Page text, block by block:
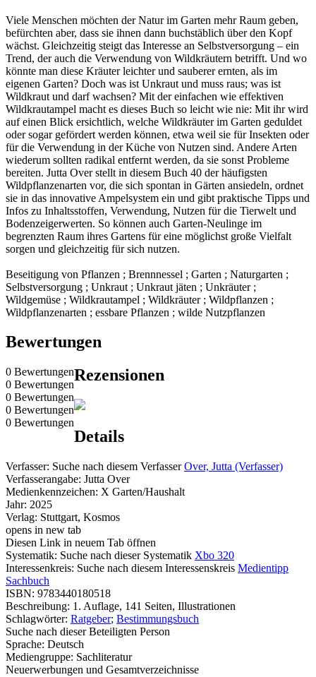
Viele Menschen möchten der Natur im Garten mehr Raum geben,
befürchten aber, dass sie ihnen dann buchstäblich über den Kopf
wächst. Gleichzeitig steigt das Interesse an Selbstversorgung – ein
Trend, der auch die Verwendung von Wildkräutern betrifft. Und wo
könnte man diese Kräuter leichter und sauberer ernten, als im
eigenen Garten? Doch was ist Unkraut und muss raus; was ist
Wildkraut und darf wachsen? Mit der einfachen wie effektiven
Wildkrautampel macht es dieses Buch so leicht wie nie: Mit ihr wird
auf einen Blick ersichtlich, welche Wildkräuter im Garten geduldet
oder sogar gefördert werden können, etwa weil sie für Insekten oder
für die Verwendung in der Küche von Nutzen sind. Andere Arten
wiederum sollten radikal entfernt werden, da sie sonst Probleme
bereiten. Jutta Over stellt in diesem Buch 40 der häufigsten
Wildpflanzenarten vor, die sich spontan in Gärten ansiedeln, ordnet
sie in das innovative Ampelsystem ein und gibt praktische Tipps und
Infos zu Inhaltsstoffen, Verwendung, Nutzen für die Tierwelt und
Bodenzeigerwerten. So können auch Garten-Neulinge im
begrenzten Raum ihres Gartens für eine möglichst große Vielfalt
sorgen und gleichzeitig für sich nutzen.
Beseitigung von Pflanzen ; Brennnessel ; Garten ; Naturgarten ;
Selbstversorgung ; Unkraut ; Unkraut jäten ; Unkräuter ;
Wildgemüse ; Wildkrautampel ; Wildkräuter ; Wildpflanzen ;
Wildpflanzenarten ; essbare Pflanzen ; wilde Nutzpflanzen
Bewertungen
0 Bewertungen
0 Bewertungen
0 Bewertungen
0 Bewertungen
0 Bewertungen
Rezensionen
Details
Verfasser: Suche nach diesem Verfasser Over, Jutta (Verfasser)
Verfasserangabe: Jutta Over
Medienkennzeichen: X Garten/Haushalt
Jahr: 2025
Verlag: Stuttgart, Kosmos
opens in new tab
Diesen Link in neuem Tab öffnen
Systematik: Suche nach dieser Systematik Xbo 320
Interessenkreis: Suche nach diesem Interessenskreis Medientipp
Sachbuch
ISBN: 9783440180518
Beschreibung: 1. Auflage, 141 Seiten, Illustrationen
Schlagwörter: Ratgeber; Bestimmungsbuch
Suche nach dieser Beteiligten Person
Sprache: Deutsch
Mediengruppe: Sachliteratur
Neuerwerbungen und Gesamtverzeichnisse